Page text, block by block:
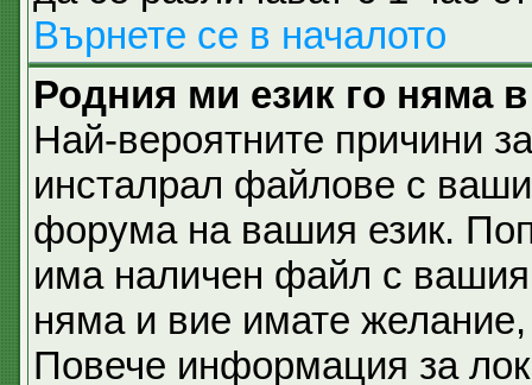
Върнете се в началото
Родния ми език го няма
Най-вероятните причини
инсталрал файлове с
форума на вашия език.
има наличен файл с вашия
няма и вие имате
Повече информация за